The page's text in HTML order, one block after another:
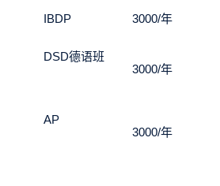
IBDP
3000/年
DSD德语班
3000/年
AP
3000/年